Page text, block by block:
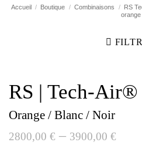
Accueil / Boutique / Combinaisons / RS
orange
RS | Tech-Air®
Orange / Blanc / Noir
2800,00 € – 3900,00 €